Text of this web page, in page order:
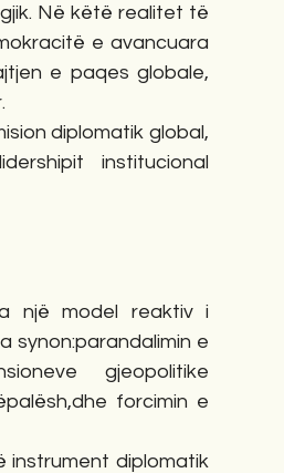
Në këtë realitet të
e avancuara
e paqes globale,
diplomatik global,
institucional
një model reaktiv i
synon:parandalimin e
gjeopolitike
forcimin e
instrument diplomatik